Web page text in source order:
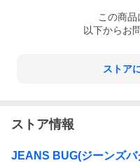
この商品
以下からお
ストア
ストア情報
JEANS BUG(ジーンズバ